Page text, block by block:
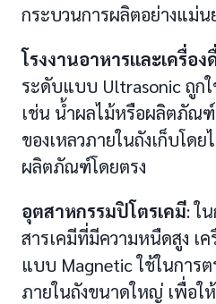
กระบวนการผลิตอย่างแม่น
โรงงานอาหารและเครื่อง
ระดับแบบ Ultrasonic ถูกใ
เช่น น้ำผลไม้หรือผลิตภัณ
ของเหลวภายในถังเก็บโด
ผลิตภัณฑ์โดยตรง
อุตสาหกรรมปิโตรเคมี: ใ
สารเคมีที่มีความหนืดสูง เ
แบบ Magnetic ใช้ในการ
ภายในถังขนาดใหญ่ เพื่อใ